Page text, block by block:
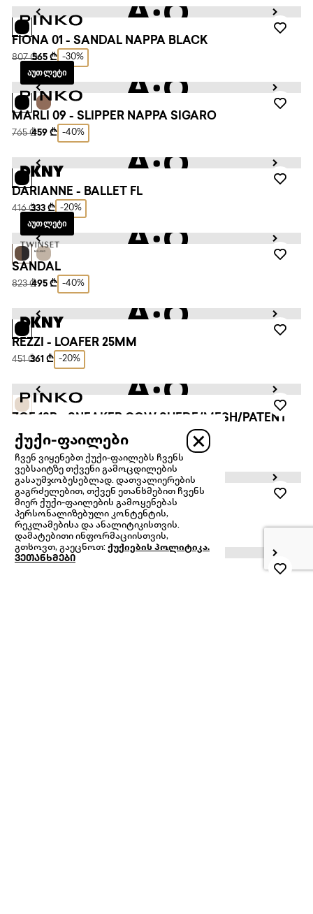
FIONA 01 - SANDAL NAPPA BLACK
807 ₾565 ₾ -30%
ᲐᲣᲗᲚᲔᲢᲘ
MARLI 09 - SLIPPER NAPPA SIGARO
765 ₾459 ₾ -40%
DARIANNE - BALLET FL
416 ₾333 ₾ -20%
ᲐᲣᲗᲚᲔᲢᲘ
SANDAL
823 ₾495 ₾ -40%
REZZI - LOAFER 25MM
451 ₾361 ₾ -20%
ZOE 18B - SNEAKER COW SUEDE/MESH/PATENT
MULTICOLOR
1,152 ₾806 ₾ -30%
WREN - FLAT SLIDE 5M
312 ₾250 ₾ -20%
ქუქი-ფაილები
ჩვენ ვიყენებთ ქუქი-ფაილებს ჩვენს
ვებსაიტზე თქვენი გამოცდილების
გასაუმჯობესებლად. დათვალიერების
გაგრძელებით, თქვენ ეთანხმებით ჩვენს
მიერ ქუქი-ფაილების გამოყენებას
პერსონალიზებული კონტენტის,
რეკლამებისა და ანალიტიკისთვის.
დამატებითი ინფორმაციისთვის,
გთხოვთ, გაეცნოთ: ქუქიების პოლიტიკა.
ვეთანხმები